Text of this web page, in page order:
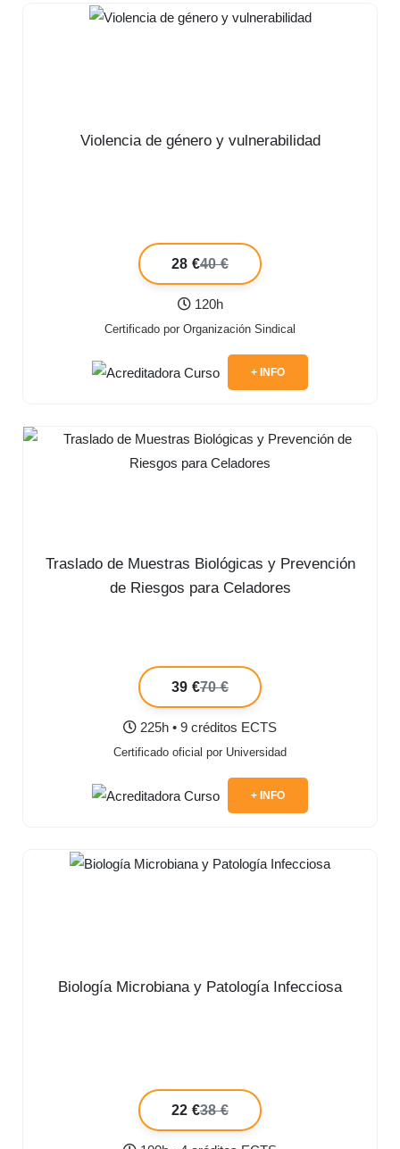
Violencia de género y vulnerabilidad
28 €40 €
120h
Certificado por Organización Sindical
+ INFO
Traslado de Muestras Biológicas y Prevención
de Riesgos para Celadores
39 €70 €
225h • 9 créditos ECTS
Certificado oficial por Universidad
+ INFO
Biología Microbiana y Patología Infecciosa
22 €38 €